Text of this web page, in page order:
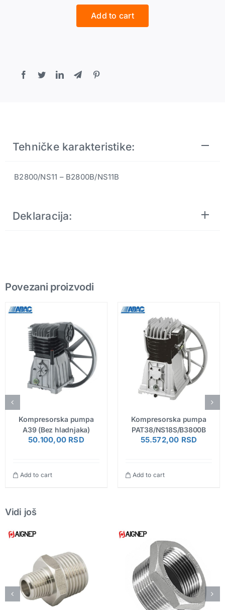
ploča
sa
zaptivkama
Add to cart
Tehničke karakteristike:
B2800/NS11 – B2800B/NS11B
Deklaracija:
Povezani proizvodi
Kompresorska pumpa
A39 (Bez hladnjaka)
50.100,00 RSD
Add to cart
Kompresorska pumpa
PAT38/NS18S/B3800B
55.572,00 RSD
Add to cart
Vidi još